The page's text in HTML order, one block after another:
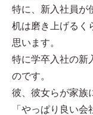
特に、新入社員が
机は磨き上げるく
思います。
特に学卒入社の新
のです。
彼、彼女らが家族
「やっぱり良い会